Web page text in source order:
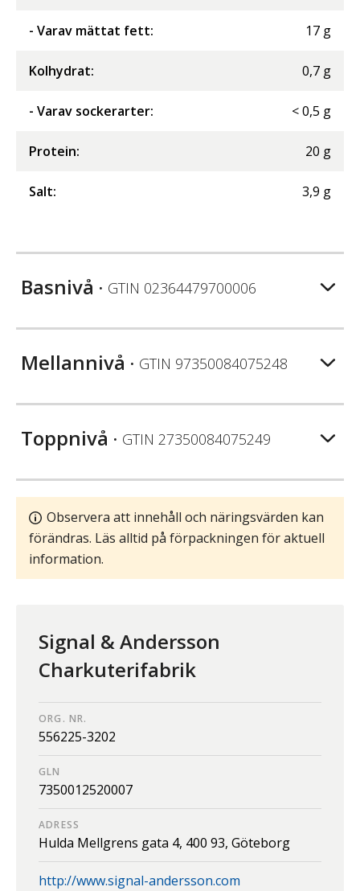
- Varav mättat fett: 17 g
Kolhydrat: 0,7 g
- Varav sockerarter: <0,5 g
Protein: 20 g
Salt: 3,9 g
Basnivå • GTIN 02364479700006
Mellannivå • GTIN 97350084075248
Toppnivå • GTIN 27350084075249
Observera att innehåll och näringsvärden kan
förändras. Läs alltid på förpackningen för aktuell
information.
Signal & Andersson
Charkuterifabrik
ORG. NR.
556225-3202
GLN
7350012520007
ADRESS
Hulda Mellgrens gata 4, 400 93, Göteborg
http://www.signal-andersson.com